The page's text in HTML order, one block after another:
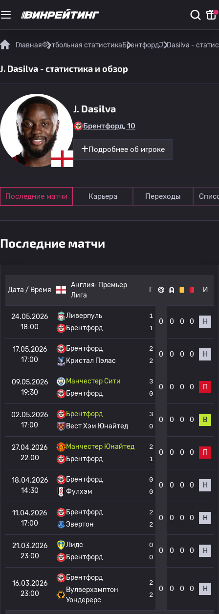
ГлавнаяФутбольная статистикаБрентфордJ. Dasilva -
J. Dasilva - статистика и обзор
J. Dasilva
Брентфорд, 10
Подробнее об игроке
Последние матчи Карьера Переходы
Последние матчи
Дата / Время
Англия: Премьер
Лига
Г И
24.05.2026
18:00
Ливерпуль
Брентфорд
1
1
0 0 0 0 Н
17.05.2026
17:00
Брентфорд
Кристал Пэлас
2
2
0 0 0 0 Н
09.05.2026
19:30
Манчестер Сити
Брентфорд
3
0
0 0 0 0 П
02.05.2026
17:00
Брентфорд
Вест Хэм Юнайтед
3
0
0 0 0 0 В
27.04.2026
22:00
Манчестер Юнайтед
Брентфорд
2
1
0 0 0 0 П
18.04.2026
14:30
Брентфорд
Фулхэм
0
0
0 0 0 0 Н
11.04.2026
17:00
Брентфорд
Эвертон
2
2
0 0 0 0 Н
21.03.2026
23:00
Лидс
Брентфорд
0
0
0 0 0 0 Н
16.03.2026
23:00
Брентфорд
Вулверхэмптон
Уондерерс
2
2
0 0 0 0 Н